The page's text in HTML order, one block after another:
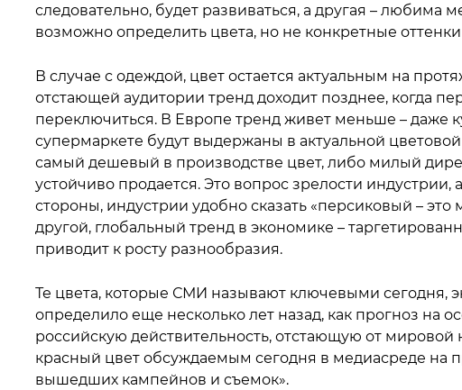
следовательно, будет развиваться, а другая – любима
возможно определить цвета, но не конкретные
В случае с одеждой, цвет остается актуальным на
отстающей аудитории тренд доходит позднее, когда
переключиться. В Европе тренд живет меньше – даже
супермаркете будут выдержаны в актуальной
самый дешевый в производстве цвет, либо милый
устойчиво продается. Это вопрос зрелости индустрии,
стороны, индустрии удобно сказать «персиковый –
другой, глобальный тренд в экономике –
приводит к росту разнообразия.
Те цвета, которые СМИ называют ключевыми сегодня,
определило еще несколько лет назад, как прогноз на
российскую действительность, отстающую от мировой
красный цвет обсуждаемым сегодня в медиасреде на
вышедших кампейнов и съемок».